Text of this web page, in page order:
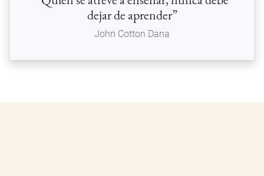
dejar de aprender”
John Cotton Dana